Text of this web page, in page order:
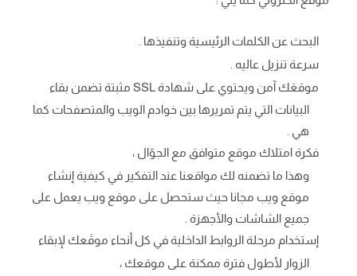
البحث عن الكلمات الرئيسية وتنفيذها .
سرعة تنزيل عاليه .
موقعَك آمن ويحتوي على شهادة SSL مثبتة تضمن بقاء
البيانات التي يتم تمريرها بين خوادم الويب والمتصفحات كما
هي .
فكرة امتلاك موقع متوافق مع الجوّال ،
وهذا ما تضمنه لك مواقعنا عند التفكير في كيفية إنشاء
موقع ويب مجانا حيث ستحصل على موقع ويب يعمل على
جميع الشاشات والأجهزة .
إستخدام مرحلة الروابط الداخلية في كل أنحاء موقَعك لإبقاء
الزوار لأطول فترة ممكنة على موقعك ،